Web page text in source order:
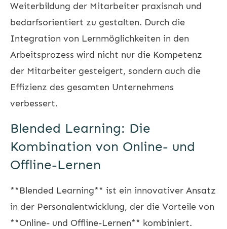
Weiterbildung der Mitarbeiter praxisnah und
bedarfsorientiert zu gestalten. Durch die
Integration von Lernmöglichkeiten in den
Arbeitsprozess wird nicht nur die Kompetenz
der Mitarbeiter gesteigert, sondern auch die
Effizienz des gesamten Unternehmens
verbessert.
Blended Learning: Die
Kombination von Online- und
Offline-Lernen
**Blended Learning** ist ein innovativer Ansatz
in der Personalentwicklung, der die Vorteile von
**Online- und Offline-Lernen** kombiniert.